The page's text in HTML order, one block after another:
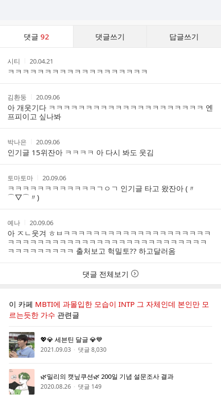
댓글92 댓글쓰기 답글쓰기
스
작
성
자
시티
작
성
시
간
20.04.21
ㅋㅋㅋㅋㅋㅋㅋㅋㅋㅋㅋㅋㅋㅋㅋㅋㅋㅋㅋ
작
성
자
김환둥
작
성
시
간
20.09.06
아 개웃기다 ㅋㅋㅋㅋㅋㅋㅋㅋㅋㅋㅋㅋㅋㅋㅋㅋㅋㅋㅋㅋㅋ 엔
프피이고 싶나봐
작
성
자
박나은
작
성
시
간
20.09.06
인기글 15위잔아 ㅋㅋㅋㅋ 아 다시 봐도 웃김
작
성
자
토마토마
작
성
시
20.09.06
ㅋㅋㅋㅋㅋㅋㅋㅋㅋㅋㅋㅋㄱㅇㄱ 인기글 타고 왔잔아 (〃
⌒▽⌒〃)ゝ
작
성
자
예나
작
성
시
간
20.09.06
아 ㅈㄴ웃겨 ㅎㅂㅋㅋㅋㅋㅋㅋㅋㅋㅋㅋㅋㅋㅋㅋㅋㅋㅋㅋㅋㅋ
ㅋㅋㅋㅋㅋㅋㅋㅋㅋㅋㅋㅋㅋㅋㅋㅋㅋㅋㅋㅋㅋㅋㅋㅋㅋㅋㅋ
ㅋㅋㅋㅋㅋㅋㅋㅋㅋ 출처보고 헉밀토?? 하고달러옴
댓글 전체보기
이 카페 MBTI에 과몰입한 모습이 INTP 그 자체인데 본인만 모
르는듯한 가수 관련글
💖💎 세븐틴 달글 💎💙
2021.09.03 댓글 8,030
🌿밀리의 캣닢쿠션🌿 200일 기념 설문조사 결과
2020.08.26 댓글 149